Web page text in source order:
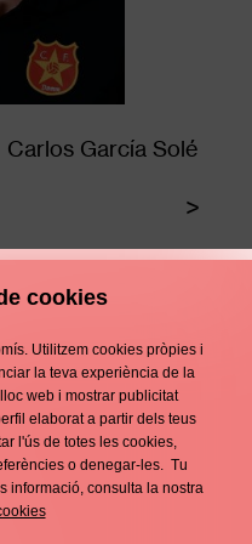
Carlos García Solé
cookies
Utilitzem cookies pròpies i
la teva experiència de la
web i mostrar publicitat
elaborat a partir dels teus
l'ús de totes les cookies,
o denegar-les. Tu
informació, consulta la nostra